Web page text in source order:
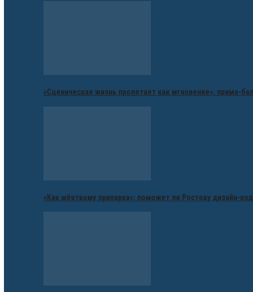
«Сценическая жизнь пролетает как мгновение»: прима-
«Как мёртвому припарка»: поможет ли Ростову дизайн-